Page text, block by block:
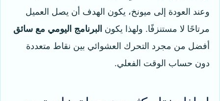
وعند العودة إلى ميونخ، يكون الهدف أن يصل العميل
مرتاحًا لا مستنزفًا. ولهذا يكون البرنامج اليومي مع سائق
أفضل من مجرد التحرك العشوائي بين نقاط متعددة
دون حساب الوقت الفعلي.